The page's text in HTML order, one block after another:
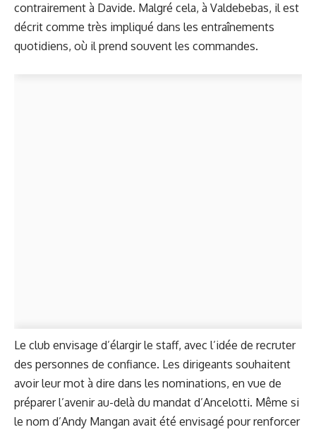
contrairement à Davide. Malgré cela, à Valdebebas, il est
décrit comme très impliqué dans les entraînements
quotidiens, où il prend souvent les commandes.
Le club envisage d’élargir le staff, avec l’idée de recruter
des personnes de confiance. Les dirigeants souhaitent
avoir leur mot à dire dans les nominations, en vue de
préparer l’avenir au-delà du mandat d’Ancelotti. Même si
le nom d’Andy Mangan avait été envisagé pour renforcer